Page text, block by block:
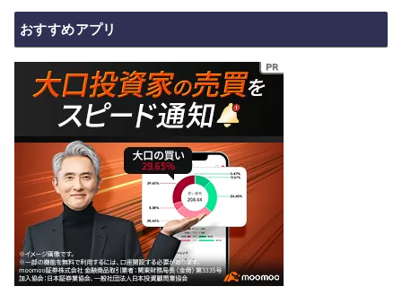
おすすめアプリ